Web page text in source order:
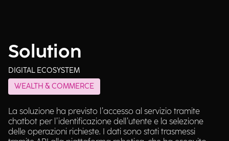
Solution
DIGITAL ECOSYSTEM
WEALTH & COMMERCE
La soluzione ha previsto l’accesso al servizio tramite
chatbot per l’identificazione dell’utente e la selezione
delle operazioni richieste. I dati sono stati trasmessi